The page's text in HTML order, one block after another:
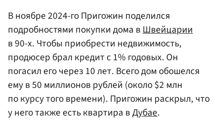
В ноябре 2024-го Пригожин поделился
подробностями покупки дома в Швейцарии
в 90-х. Чтобы приобрести недвижимость,
продюсер брал кредит с 1% годовых. Он
погасил его через 10 лет. Всего дом обошелся
ему в 50 миллионов рублей (около $2 млн
по курсу того времени). Пригожин раскрыл, что
у него также есть квартира вДубае.